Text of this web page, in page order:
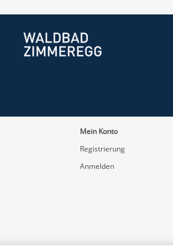
Mein Konto
Registrierung
Anmelden